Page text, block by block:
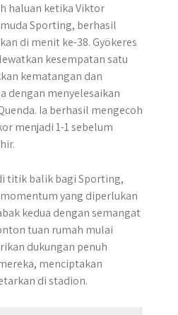
haluan ketika Viktor
Sporting, berhasil
di menit ke-38. Gyökeres
kesempatan satu
kematangan dan
dengan menyelesaikan
Ia berhasil mengecoh
menjadi 1-1 sebelum
titik balik bagi Sporting,
yang diperlukan
kedua dengan semangat
tuan rumah mulai
dukungan penuh
menciptakan
di stadion.